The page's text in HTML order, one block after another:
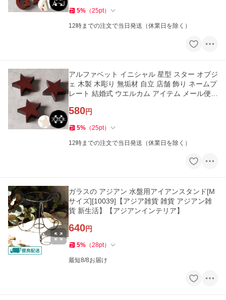
5% （25pt）
12時までの注文で当日発送（休業日を除く）
アルファベット イニシャル 星型 スター オブジ
ェ 木製 木彫り 無垢材 自立 店舗 飾り ネームプ
レート 結婚式 ウエルカム アイテム メール便対
580円
5% （25pt）
12時までの注文で当日発送（休業日を除く）
ガラスの アジアン 水盤用アイアンスタンド[M
サイズ][10039]【アジア雑貨 雑貨 アジアン雑
貨 新生活】【アジアンインテリア】
640円
5% （28pt）
最短8/8お届け